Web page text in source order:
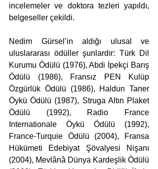
incelemeler ve doktora tezleri yapıldı,
belgeseller çekildi.
Nedim Gürsel’in aldığı ulusal ve
uluslararası ödüller şunlardır: Türk Dil
Kurumu Ödülü (1976), Abdi İpekçi Barış
Ödülü (1986), Fransız PEN Kulüp
Özgürlük Ödülü (1986), Haldun Taner
Öykü Ödülü (1987), Struga Altın Plaket
Ödülü (1992), Radio France
Internationale Öykü Ödülü (1992),
France-Turquie Ödülü (2004), Fransa
Hükümeti Edebiyat Şövalyesi Nişanı
(2004), Mevlânâ Dünya Kardeşlik Ödülü